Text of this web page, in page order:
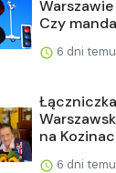
Czy
6 dni
na
6 dni